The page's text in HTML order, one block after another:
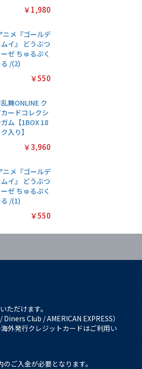
￥1,980
ニメ『ゴールデ
イ』 どうぶつ
ゼ ちゅるぷく
る /(2)
￥550
舞ONLINE ク
カードコレクシ
ム【1BOX 18
入り】
￥3,960
ニメ『ゴールデ
イ』 どうぶつ
ゼ ちゅるぷく
る /(1)
￥550
ただけます。
Diners Club / AMERICAN EXPRESS）
外発行クレジットカードはご利用い
ご入金が必要となります。